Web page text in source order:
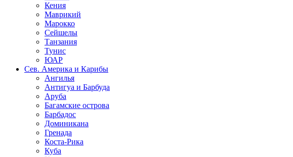
Кения
Маврикий
Марокко
Сейшелы
Танзания
Тунис
ЮАР
Сев. Америка и Карибы
Ангилья
Антигуа и Барбуда
Аруба
Багамские острова
Барбадос
Доминикана
Гренада
Коста-Рика
Куба